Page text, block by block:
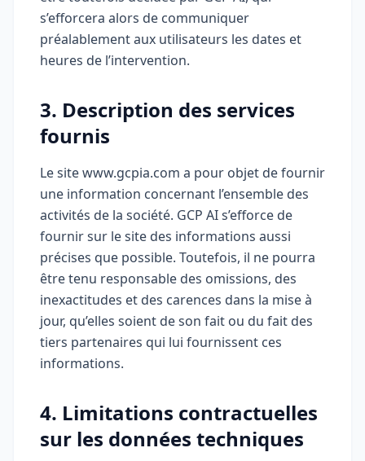
s’efforcera alors de communiquer
préalablement aux utilisateurs les dates et
heures de l’intervention.
3. Description des services
fournis
Le site www.gcpia.com a pour objet de fournir
une information concernant l’ensemble des
activités de la société. GCP AI s’efforce de
fournir sur le site des informations aussi
précises que possible. Toutefois, il ne pourra
être tenu responsable des omissions, des
inexactitudes et des carences dans la mise à
jour, qu’elles soient de son fait ou du fait des
tiers partenaires qui lui fournissent ces
informations.
4. Limitations contractuelles
sur les données techniques